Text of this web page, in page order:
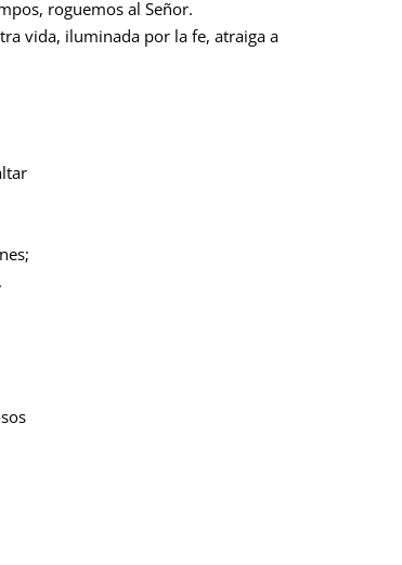
roguemos al Señor.
vida, iluminada por la fe, atraiga a